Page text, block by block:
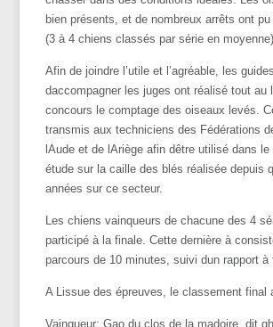
bien présents, et de nombreux arrêts ont
(3 à 4 chiens classés par série en moyenne).
Afin de joindre l’utile et l’agréable, les
daccompagner les juges ont réalisé tout au
concours le comptage des oiseaux levés.
transmis aux techniciens des Fédérations
lAude et de lAriège afin dêtre utilisé dans le
étude sur la caille des blés réalisée depuis
années sur ce secteur.
Les chiens vainqueurs de chacune des 4
participé à la finale. Cette dernière à
parcours de 10 minutes, suivi dun rapport à
A Lissue des épreuves, le classement final
Vainqueur: Gao du clos de la madoire, dit